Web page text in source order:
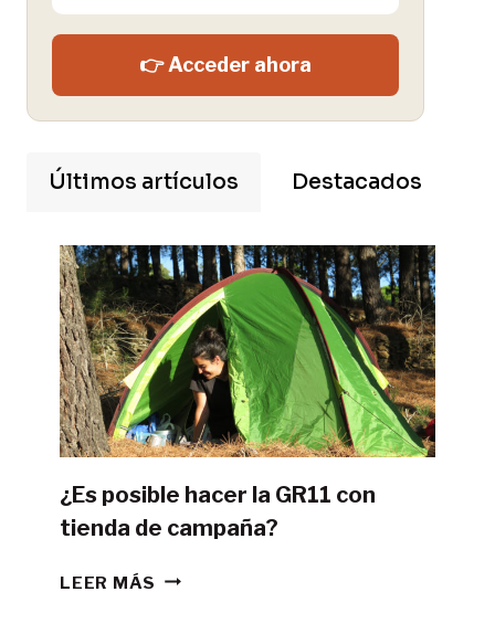
👉 Acceder ahora
Últimos artículos Destacados
¿Es posible hacer la GR11 con
tienda de campaña?
LEER MÁS ¿ES